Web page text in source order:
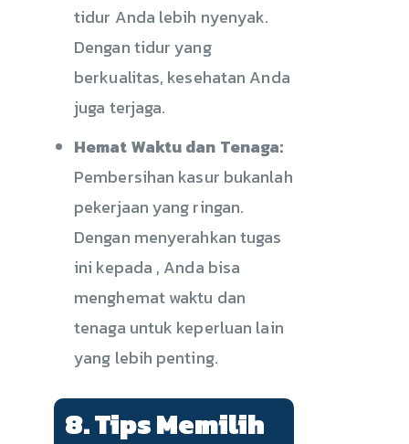
tidur Anda lebih nyenyak.
Dengan tidur yang
berkualitas, kesehatan Anda
juga terjaga.
Hemat Waktu dan Tenaga:
Pembersihan kasur bukanlah
pekerjaan yang ringan.
Dengan menyerahkan tugas
ini kepada , Anda bisa
menghemat waktu dan
tenaga untuk keperluan lain
yang lebih penting.
8. Tips Memilih